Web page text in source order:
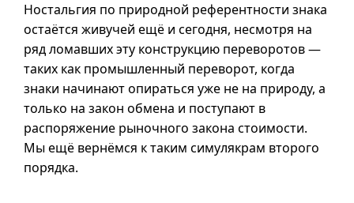
Ностальгия по природной референтности знака
остаётся живучей ещё и сегодня, несмотря на
ряд ломавших эту конструкцию переворотов —
таких как промышленный переворот, когда
знаки начинают опираться уже не на природу, а
только на закон обмена и поступают в
распоряжение рыночного закона стоимости.
Мы ещё вернёмся к таким симулякрам второго
порядка.